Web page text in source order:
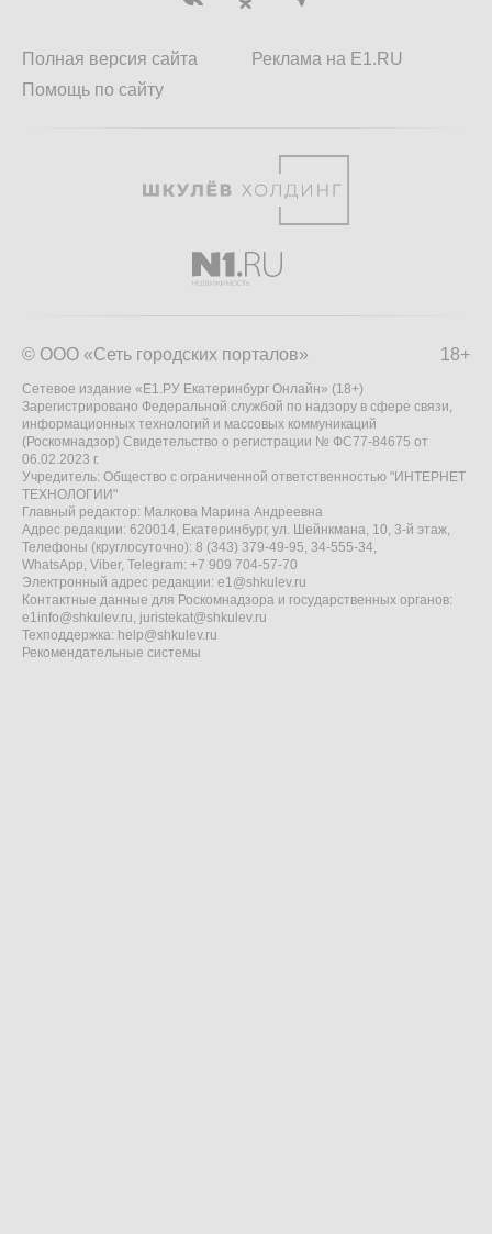
Полная версия сайта
Помощь по сайту
Реклама на E1.RU
18+
© ООО «Сеть городских порталов»
Сетевое издание «Е1.РУ Екатеринбург Онлайн» (18+)
Зарегистрировано Федеральной службой по надзору в сфере связи,
информационных технологий и массовых коммуникаций
(Роскомнадзор) Свидетельство о регистрации № ФС77-84675 от
06.02.2023 г.
Учредитель: Общество с ограниченной ответственностью "ИНТЕРНЕТ
ТЕХНОЛОГИИ"
Главный редактор: Малкова Марина Андреевна
Адрес редакции: 620014, Екатеринбург, ул. Шейнкмана, 10, 3-й этаж,
Телефоны (круглосуточно): 8 (343) 379-49-95, 34-555-34,
WhatsApp, Viber, Telegram: +7 909 704-57-70
Электронный адрес редакции: e1@shkulev.ru
Контактные данные для Роскомнадзора и государственных органов:
e1info@shkulev.ru, juristekat@shkulev.ru
Техподдержка: help@shkulev.ru
Рекомендательные системы